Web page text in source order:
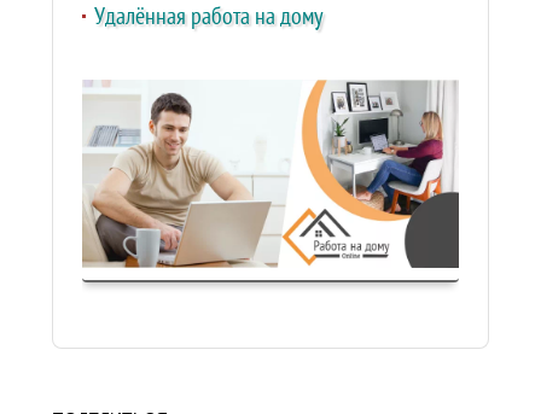
Удалённая работа на дому